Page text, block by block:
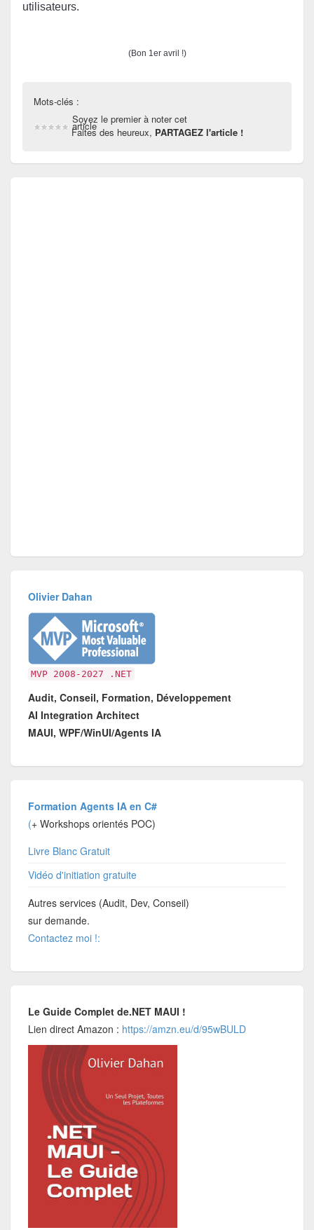
(Bon 1er avril !)
Mots-clés :
Soyez le premier à noter cet
article
Faites des heureux, PARTAGEZ l'article !
Olivier Dahan
MVP 2008-2027 .NET
Audit, Conseil, Formation, Développement
AI Integration Architect
MAUI, WPF/WinUI/Agents IA
Formation Agents IA en C#
(+ Workshops orientés POC)
Livre Blanc Gratuit
Vidéo d'initiation gratuite
Autres services (Audit, Dev, Conseil)
sur demande.
Contactez moi !:
Le Guide Complet de.NET MAUI !
Lien direct Amazon : https://amzn.eu/d/95wBULD